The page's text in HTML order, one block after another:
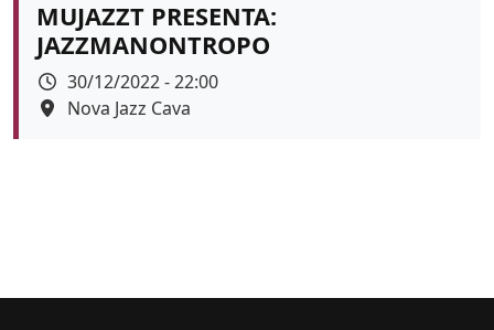
MUJAZZT PRESENTA:
JAZZMANONTROPO
Data
30/12/2022 - 22:00
Espai
Nova Jazz Cava